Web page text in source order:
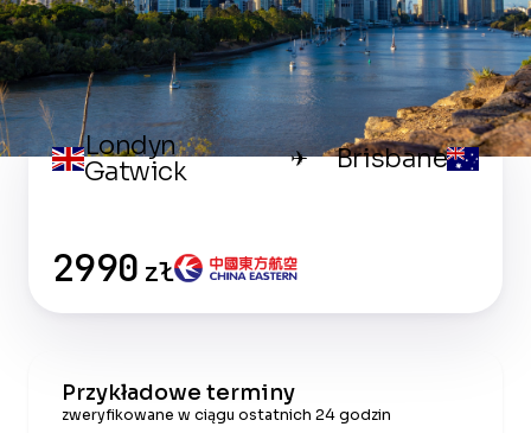
Londyn
Gatwick
✈ Brisbane
2990 zł
Przykładowe terminy
zweryfikowane w ciągu ostatnich 24 godzin